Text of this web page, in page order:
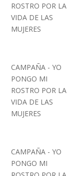
ROSTRO POR LA
VIDA DE LAS
MUJERES
CAMPAÑA - YO
PONGO MI
ROSTRO POR LA
VIDA DE LAS
MUJERES
CAMPAÑA - YO
PONGO MI